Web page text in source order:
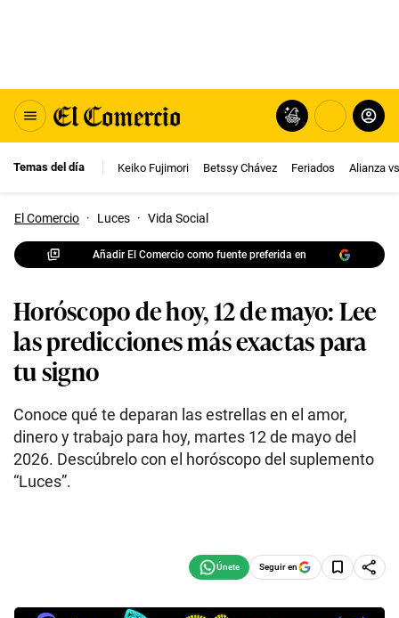
Temas del día Keiko Fujimori Betssy Chávez Feriados Alianza
El Comercio · Luces · Vida Social
Añadir El Comercio como fuente preferida en
Horóscopo de hoy, 12 de mayo: Lee
las predicciones más exactas para
tu signo
Conoce qué te deparan las estrellas en el amor,
dinero y trabajo para hoy, martes 12 de mayo del
2026. Descúbrelo con el horóscopo del suplemento
“Luces”.
Seguir en